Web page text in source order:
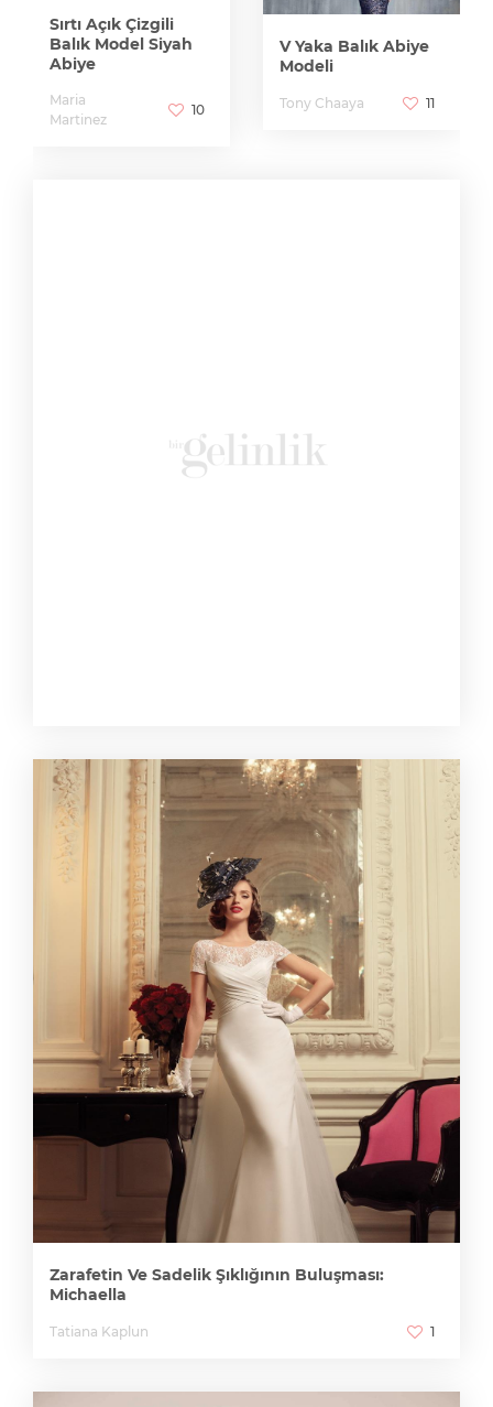
Sırtı Açık Çizgili
Balık Model Siyah
Abiye
Maria
Martinez
10
V Yaka Balık Abiye
Modeli
Tony Chaaya 11
Zarafetin Ve Sadelik Şıklığının Buluşması:
Michaella
Tatiana Kaplun 1